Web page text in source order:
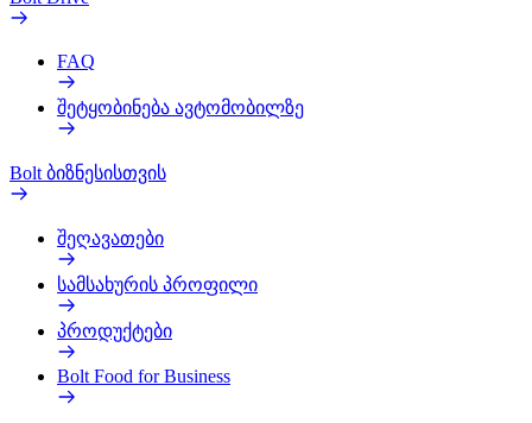
FAQ
შეტყობინება ავტომობილზე
Bolt ბიზნესისთვის
შეღავათები
სამსახურის პროფილი
პროდუქტები
Bolt Food for Business